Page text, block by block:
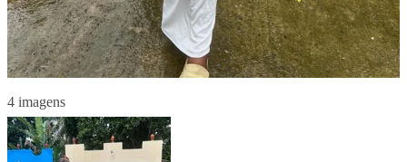
4 imagens